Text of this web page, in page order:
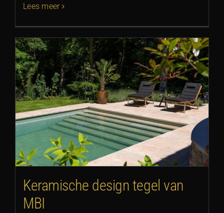
Lees meer
Keramische design tegel van
MBI